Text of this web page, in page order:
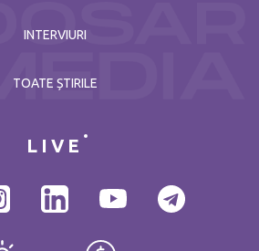
INTERVIURI
TOATE ȘTIRILE
LIVE